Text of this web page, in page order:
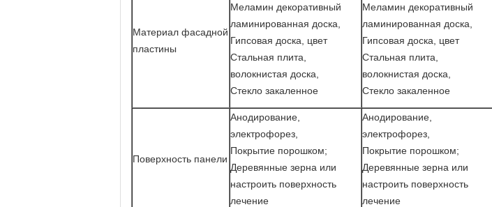
Материал фасадной
пластины
Меламин декоративный
ламинированная доска,
Гипсовая доска, цвет
Стальная плита,
волокнистая доска,
Стекло закаленное
Меламин декоративный
ламинированная доска,
Гипсовая доска, цвет
Стальная плита,
волокнистая доска,
Стекло закаленное
Поверхность панели
Анодирование,
электрофорез,
Покрытие порошком;
Деревянные зерна или
настроить поверхность
лечение
Анодирование,
электрофорез,
Покрытие порошком;
Деревянные зерна или
настроить поверхность
лечение